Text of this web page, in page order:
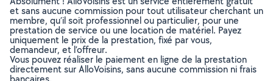
et sans aucune commission pour tout utilisateur cherchant un
membre, qu’il soit professionnel ou particulier, pour une
prestation de service ou une location de matériel. Payez
uniquement le prix de la prestation, fixé par vous,
demandeur, et l’offreur.
Vous pouvez réaliser le paiement en ligne de la prestation
directement sur AlloVoisins, sans aucune commission ni frais